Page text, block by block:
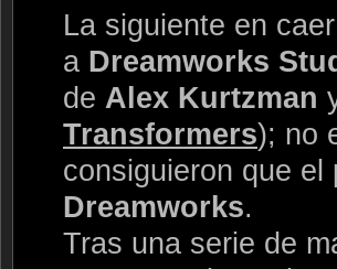
La siguiente en
a Dreamworks
de Alex Kurtzman
Transformers); no
consiguieron que
Dreamworks.
Tras una serie de